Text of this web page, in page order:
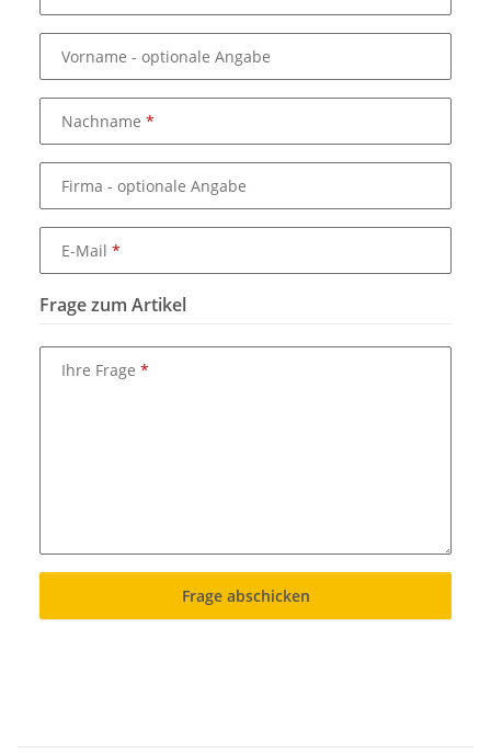
Vorname - optionale Angabe
Nachname
Firma - optionale Angabe
E-Mail
Frage zum Artikel
Ihre Frage
Frage abschicken